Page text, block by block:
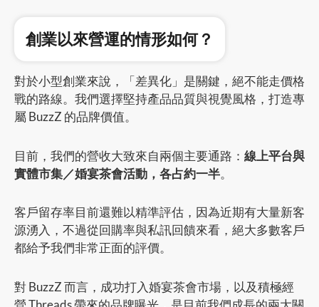
創業以來營運的情形如何？
對於小型創業來說，「差異化」是關鍵，絕不能走價格
戰的路線。我們選擇堅持產品品質與視覺風格，打造專
屬 BuzzZ 的品牌價值。
目前，我們的營收大致來自兩個主要通路： 線上平台與
實體市集／婚宴茶會活動，各占約一半。
客戶留存率目前還難以精準評估，因為近期有大量新客
源湧入，不過從回購率與私訊回饋來看，絕大多數客戶
都給予我們非常正面的評價。
對 BuzzZ 而言，成功打入婚宴茶會市場，以及積極經